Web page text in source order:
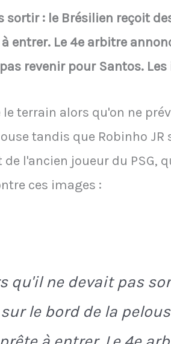
: le Brésilien reçoit
entrer. Le 4e arbitre
revenir pour Santos.
terrain alors qu'on ne
tandis que Robinho JR
l'ancien joueur du PSG,
ces images :
qu'il ne devait pas
le bord de la